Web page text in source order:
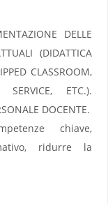
DELLE
(DIDATTICA
CLASSROOM,
SERVICE, ETC.).
DOCENTE.
chiave,
ridurre la